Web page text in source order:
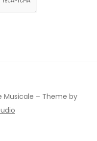
Musicale – Theme by